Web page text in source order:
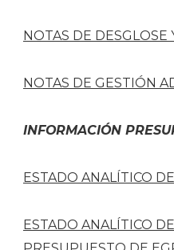
NOTAS DE DESGLOSE
NOTAS DE GESTIÓN
INFORMACIÓN
ESTADO ANALÍTICO
ESTADO ANALÍTICO